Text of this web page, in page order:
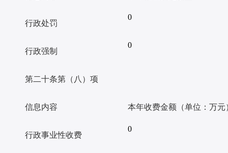
行政处罚
0
行政强制
0
第二十条第（八）项
信息内容 本年收费金额（单位：万元
行政事业性收费
0